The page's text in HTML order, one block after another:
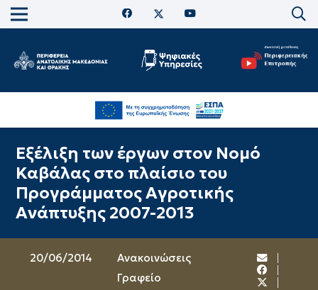
Εξέλιξη των έργων στον Νομό
Καβάλας στο πλαίσιο του
Προγράμματος Αγροτικής
Ανάπτυξης 2007-2013
20/06/2014
Ανακοινώσεις
Γραφείο